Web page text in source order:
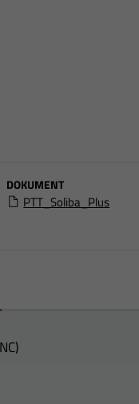
DOKUMENT
PTT_Soliba_Plus